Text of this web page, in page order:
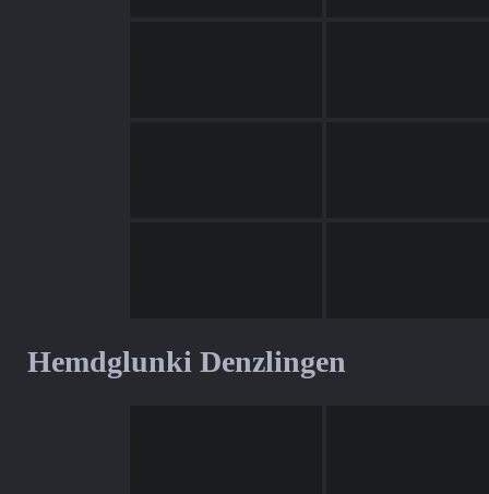
Hemdglunki Denzlingen